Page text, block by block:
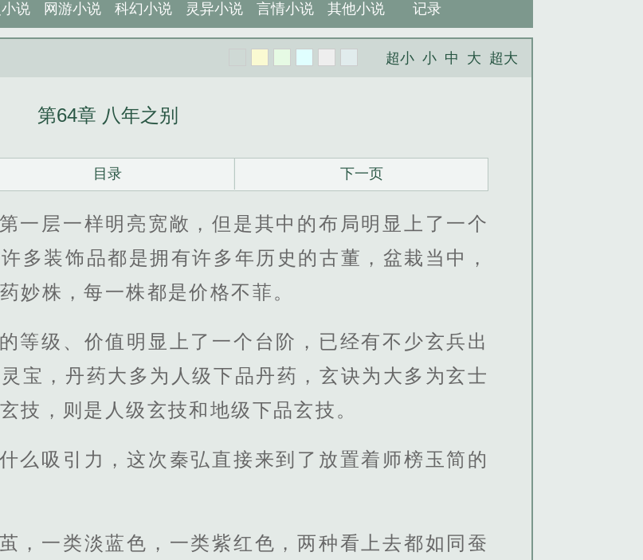
说 网游小说 科幻小说 灵异小说 言情小说 其他小说 记录
超小 小 中 大 超大
第64章 八年之别
目录 下一页
一层一样明亮宽敞，但是其中的布局明显上了一个
多装饰品都是拥有许多年历史的古董，盆栽当中，
妙株，每一株都是价格不菲。
等级、价值明显上了一个台阶，已经有不少玄兵出
宝，丹药大多为人级下品丹药，玄诀为大多为玄士
技，则是人级玄技和地级下品玄技。
么吸引力，这次秦弘直接来到了放置着师榜玉简的
，一类淡蓝色，一类紫红色，两种看上去都如同蚕